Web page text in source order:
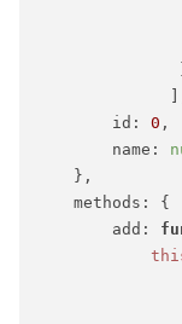
id : 0 ,
name :
    },
methods : {
add :